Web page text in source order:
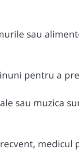
sau
pentru a
sau muzica
medicul